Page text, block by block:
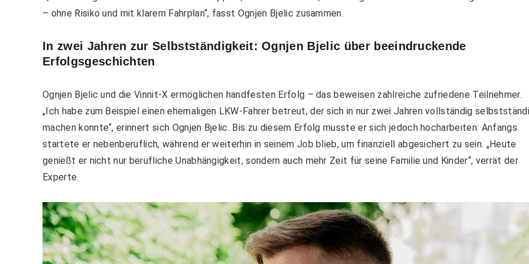
– ohne Risiko und mit klarem Fahrplan“, fasst Ognjen Bjelic zusammen.
In zwei Jahren zur Selbstständigkeit: Ognjen Bjelic über beeindruckende
Erfolgsgeschichten
Ognjen Bjelic und die Vinnit-X ermöglichen handfesten Erfolg – das beweisen zahlreiche zufriedene Teilnehmer.
„Ich habe zum Beispiel einen ehemaligen LKW-Fahrer betreut, der sich in nur zwei Jahren vollständig
machen konnte“, erinnert sich Ognjen Bjelic. Bis zu diesem Erfolg musste er sich jedoch hocharbeiten: Anfangs
startete er nebenberuflich, während er weiterhin in seinem Job blieb, um finanziell abgesichert zu sein. „Heute
genießt er nicht nur berufliche Unabhängigkeit, sondern auch mehr Zeit für seine Familie und Kinder“, verrät der
Experte.